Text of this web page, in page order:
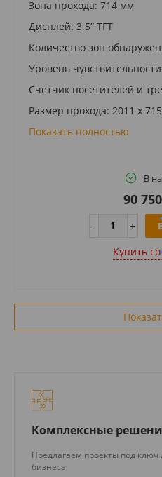
Зона прохода: 714 мм
Дисплей: 3.5” TFT
Количество зон
Уровень
Счетчик посетителей и
Размер прохода: 2011 х
Показать полностью
В
90
Купить
Комплексные
Предлагаем проекты под
бизнеса